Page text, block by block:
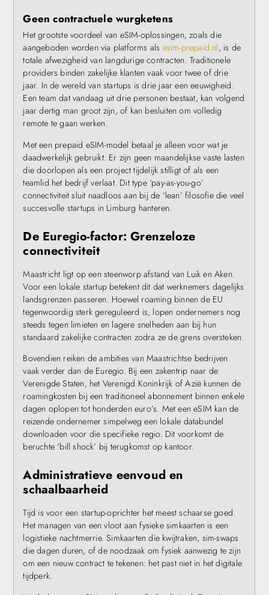
Geen contractuele wurgketens
Het grootste voordeel van eSIM-oplossingen, zoals die
aangeboden worden via platforms als esim-prepaid.nl, is de
totale afwezigheid van langdurige contracten. Traditionele
providers binden zakelijke klanten vaak voor twee of drie
jaar. In de wereld van startups is drie jaar een eeuwigheid.
Een team dat vandaag uit drie personen bestaat, kan volgend
jaar dertig man groot zijn, of kan besluiten om volledig
remote te gaan werken.
Met een prepaid eSIM-model betaal je alleen voor wat je
daadwerkelijk gebruikt. Er zijn geen maandelijkse vaste lasten
die doorlopen als een project tijdelijk stilligt of als een
teamlid het bedrijf verlaat. Dit type ‘pay-as-you-go’
connectiviteit sluit naadloos aan bij de ‘lean’ filosofie die veel
succesvolle startups in Limburg hanteren.
De Euregio-factor: Grenzeloze
connectiviteit
Maastricht ligt op een steenworp afstand van Luik en Aken.
Voor een lokale startup betekent dit dat werknemers dagelijks
landsgrenzen passeren. Hoewel roaming binnen de EU
tegenwoordig sterk gereguleerd is, lopen ondernemers nog
steeds tegen limieten en lagere snelheden aan bij hun
standaard zakelijke contracten zodra ze de grens oversteken.
Bovendien reiken de ambities van Maastrichtse bedrijven
vaak verder dan de Euregio. Bij een zakentrip naar de
Verenigde Staten, het Verenigd Koninkrijk of Azië kunnen de
roamingkosten bij een traditioneel abonnement binnen enkele
dagen oplopen tot honderden euro’s. Met een eSIM kan de
reizende ondernemer simpelweg een lokale databundel
downloaden voor die specifieke regio. Dit voorkomt de
beruchte ‘bill shock’ bij terugkomst op kantoor.
Administratieve eenvoud en
schaalbaarheid
Tijd is voor een startup-oprichter het meest schaarse goed.
Het managen van een vloot aan fysieke simkaarten is een
logistieke nachtmerrie. Simkaarten die kwijtraken, sim-swaps
die dagen duren, of de noodzaak om fysiek aanwezig te zijn
om een nieuw contract te tekenen: het past niet in het digitale
tijdperk.